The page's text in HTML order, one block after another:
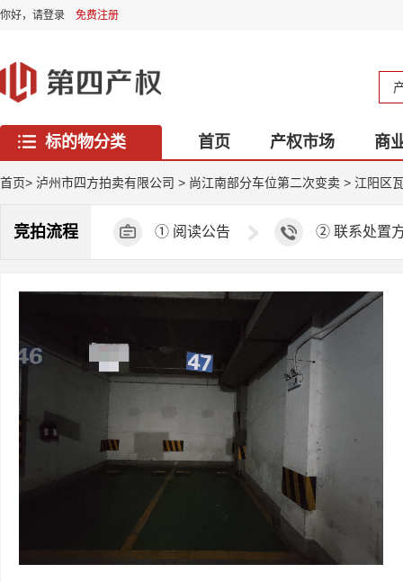
你好， 请登录 免费注册
标的物分类 首页 产权市场
商
西藏专区
首页> 泸州市四方拍卖有限公司 > 尚江南部分车位第二次变卖 > 江阳区
竞拍流程 ① 阅读公告 ② 联系处置